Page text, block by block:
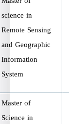
science in
Remote Sensing
and Geographic
Information
System
Master of
Science in